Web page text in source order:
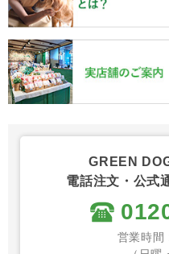
GREEN
電話注文・公式
営業時